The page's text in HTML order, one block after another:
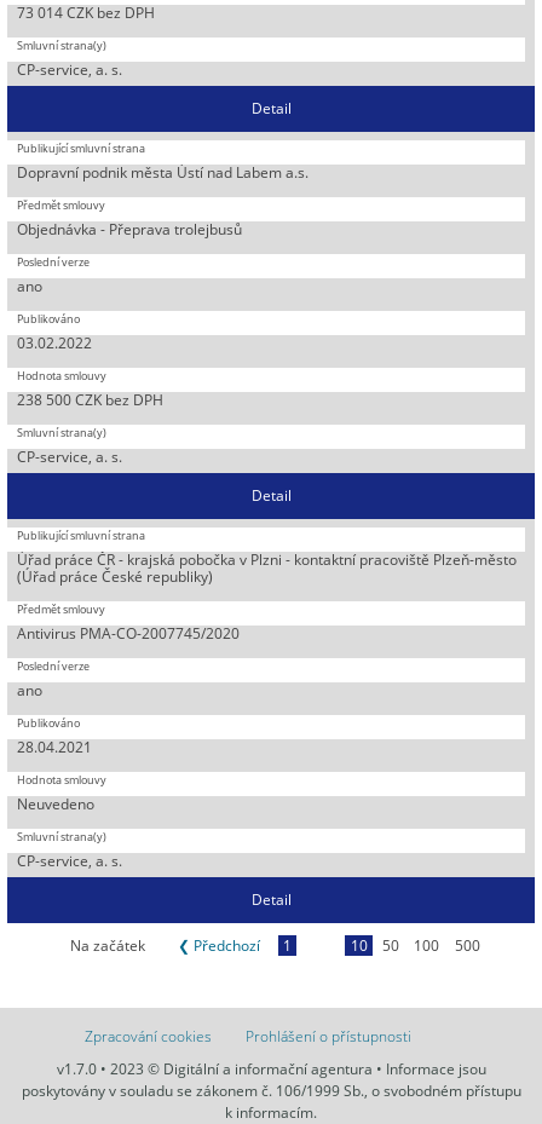
73 014 CZK bez DPH
CP-service, a. s.
Detail
Dopravní podnik města Ústí nad Labem a.s.
Objednávka - Přeprava trolejbusů
ano
03.02.2022
238 500 CZK bez DPH
CP-service, a. s.
Detail
Úřad práce ČR - krajská pobočka v Plzni - kontaktní pracoviště Plzeň-město
(Úřad práce České republiky)
Antivirus PMA-CO-2007745/2020
ano
28.04.2021
Neuvedeno
CP-service, a. s.
Detail
Na začátek ❮ Předchozí 1 10 50 100 500
Zpracování cookies
Prohlášení o přístupnosti
v1.7.0 • 2023 © Digitální a informační agentura • Informace jsou
poskytovány v souladu se zákonem č. 106/1999 Sb., o svobodném přístupu
k informacím.